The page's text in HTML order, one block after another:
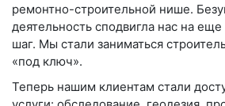
ремонтно-строительной нише.
деятельность сподвигла нас на
шаг. Мы стали заниматься
«под ключ».
Теперь нашим клиентам стали